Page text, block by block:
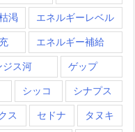
渇 エネルギーレベル
エネルギー補給
ジス河 ゲップ
シッコ シナプス
ス セドナ タヌキ